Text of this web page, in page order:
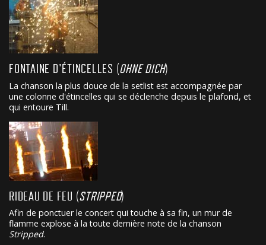
FONTAINE D'ÉTINCELLES (OHNE DICH)
La chanson la plus douce de la setlist est accompagnée par
une colonne d'étincelles qui se déclenche depuis le plafond, et
qui entoure Till.
RIDEAU DE FEU (STRIPPED)
Afin de ponctuer le concert qui touche à sa fin, un mur de
flamme explose à la toute dernière note de la chanson
Stripped.